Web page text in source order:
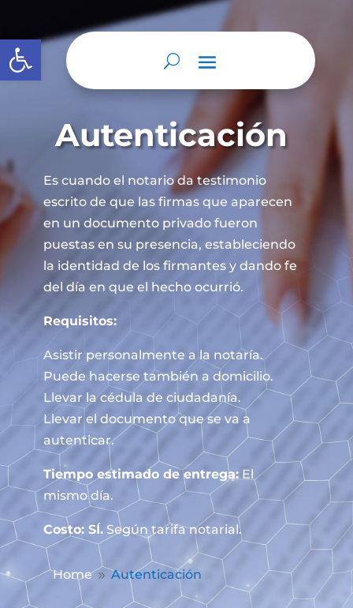
Abrir barra de herramientas
Autenticación
Es cuando el notario da testimonio
escrito de que las firmas que aparecen
en un documento privado fueron
puestas en su presencia, estableciendo
la identidad de los firmantes y dando fe
del día en que el hecho ocurrió.
Requisitos:
Asistir personalmente a la notaría.
Puede hacerse también a domicilio.
Llevar la cédula de ciudadanía.
Llevar el documento que se va a
autenticar.
Tiempo estimado de entrega:El
mismo día.
Costo: SÍ.Según tarifa notarial.
Home 9 Autenticación